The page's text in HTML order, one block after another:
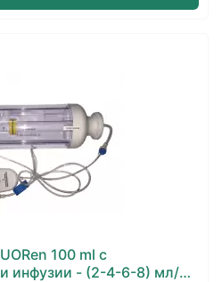
100 ml с
инфузии - (2-4-6-8) мл/